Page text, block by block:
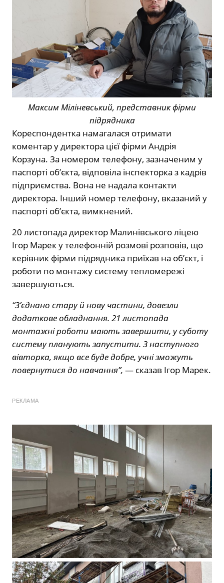
Максим Міліневський, представник фірми
підрядника
Кореспондентка намагалася отримати
коментар у директора цієї фірми Андрія
Корзуна. За номером телефону, зазначеним у
паспорті об’єкта, відповіла інспекторка з кадрів
підприємства. Вона не надала контакти
директора. Інший номер телефону, вказаний у
паспорті об’єкта, вимкнений.
20 листопада директор Малинівського ліцею
Ігор Марек у телефонній розмові розповів, що
керівник фірми підрядника приїхав на об’єкт, і
роботи по монтажу систему тепломережі
завершуються.
“З’єднано стару й нову частини, довезли
додаткове обладнання. 21 листопада
монтажні роботи мають завершити, у суботу
систему планують запустити. З наступного
вівторка, якщо все буде добре, учні зможуть
повернутися до навчання”, — сказав Ігор Марек.
РЕКЛАМА